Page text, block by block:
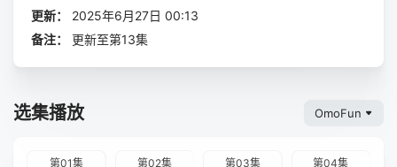
更新：
2025年6月27日 00:13
备注：
更新至第13集
选集播放 OmoFun
第01集 第02集 第03集 第04集